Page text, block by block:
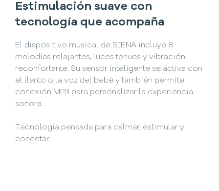
Estimulación suave con
tecnología que acompaña
El dispositivo musical de SIENA incluye 8
melodías relajantes, luces tenues y vibración
reconfortante. Su sensor inteligente se activa con
el llanto o la voz del bebé y también permite
conexión MP3 para personalizar la experiencia
sonora.
Tecnología pensada para calmar, estimular y
conectar.